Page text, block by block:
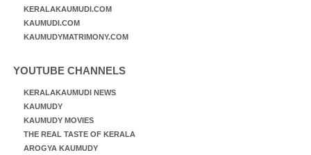
KERALAKAUMUDI.COM
KAUMUDI.COM
KAUMUDYMATRIMONY.COM
YOUTUBE CHANNELS
KERALAKAUMUDI NEWS
KAUMUDY
KAUMUDY MOVIES
THE REAL TASTE OF KERALA
AROGYA KAUMUDY